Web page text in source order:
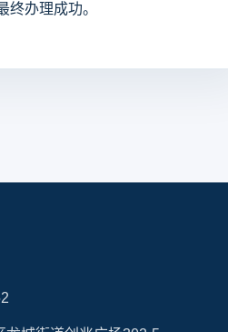
办理成功。